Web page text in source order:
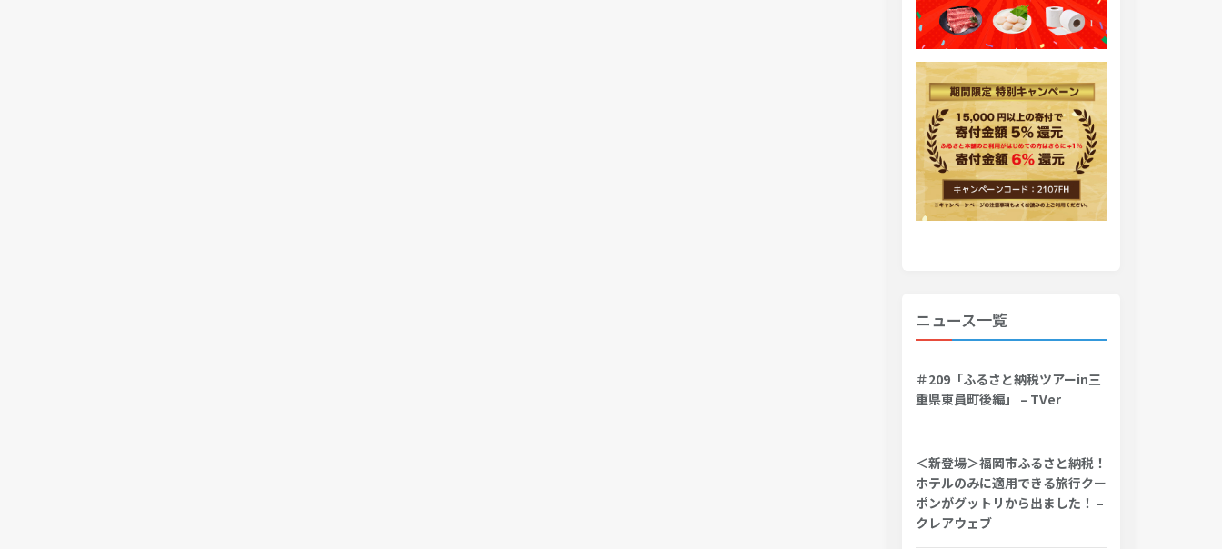
ニュース一覧
＃209「ふるさと納税ツアーin三
重県東員町後編」 – TVer
＜新登場＞福岡市ふるさと納税！
ホテルのみに適用できる旅行クー
ポンがグットリから出ました！ –
クレアウェブ